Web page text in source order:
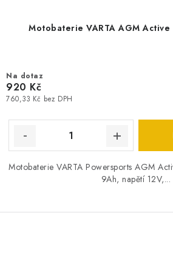
Motobaterie VARTA AGM Active
Na dotaz
760,33 Kč bez DPH
920 Kč
Motobaterie VARTA Powersports AGM
9Ah, napětí 12V,...